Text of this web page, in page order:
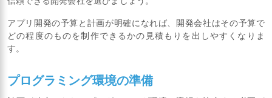
アプリ開発の予算と計画が明確になれば、開発会社はその予算で
どの程度のものを制作できるかの見積もりを出しやすくなりま
す。
プログラミング環境の準備